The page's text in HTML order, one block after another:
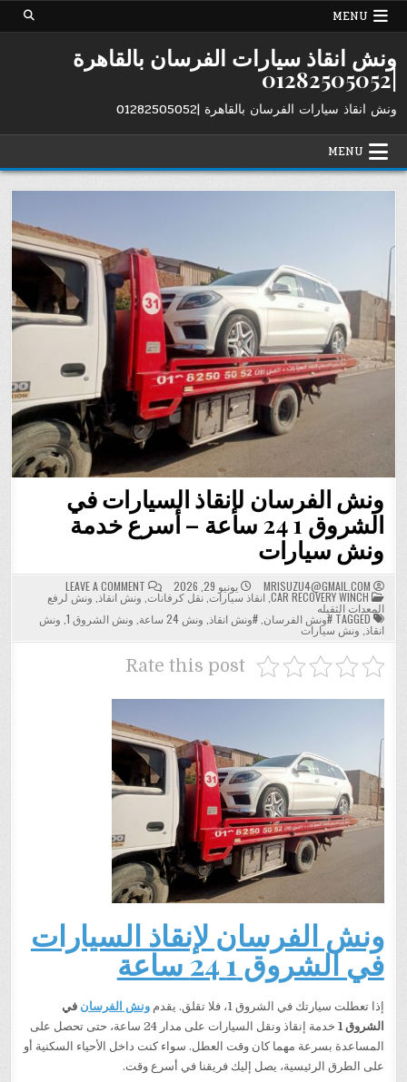
Skip
MENU
ونش انقاذ سيارات الفرسان بالقاهرة
|01282505052
ونش انقاذ سيارات الفرسان بالقاهرة |01282505052
MENU
ونش الفرسان لإنقاذ السيارات في
الشروق 1 24 ساعة – أسرع خدمة
ونش سيارات
MRISUZU4@GMAIL.COM يونيو 29, 2026 LEAVE A COMMENT
ON
ونش
الفرسان
لإنقاذ
السيارات
في
POSTED
IN
CAR RECOVERY WINCH
,انقاذ سيارات ,نقل كرفانات ونش انقاذ ونش لرفع
المعدات الثقيله
#ونش الفرسان ,#ونش انقاذ ونش 24 ساعة ونش الشروق 1 ونش
انقاذ ونش سيارات
Rate this post
ونش الفرسان لإنقاذ السيارات
في الشروق 1 24 ساعة
إذا تعطلت سيارتك في الشروق 1، فلا تقلق. يقدم ونش الفرسان في
الشروق 1
خدمة إنقاذ ونقل السيارات على مدار 24 ساعة، حتى تحصل على
المساعدة بسرعة مهما كان وقت العطل. سواء كنت داخل الأحياء السكنية أو
على الطرق الرئيسية، يصل إليك فريقنا في أسرع وقت.